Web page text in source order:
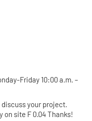
10:00 a.m. –
your project.
on site F 0.04 Thanks!